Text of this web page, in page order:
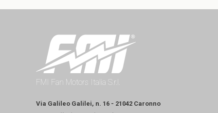
FMI Fan Motors Italia S.r.l.
Via Galileo Galilei, n. 16 - 21042 Caronno